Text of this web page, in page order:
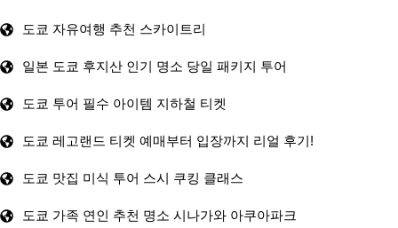
도쿄 자유여행 추천 스카이트리
일본 도쿄 후지산 인기 명소 당일 패키지 투어
도쿄 투어 필수 아이템 지하철 티켓
도쿄 레고랜드 티켓 예매부터 입장까지 리얼 후기!
도쿄 맛집 미식 투어 스시 쿠킹 클래스
도쿄 가족 연인 추천 명소 시나가와 아쿠아파크